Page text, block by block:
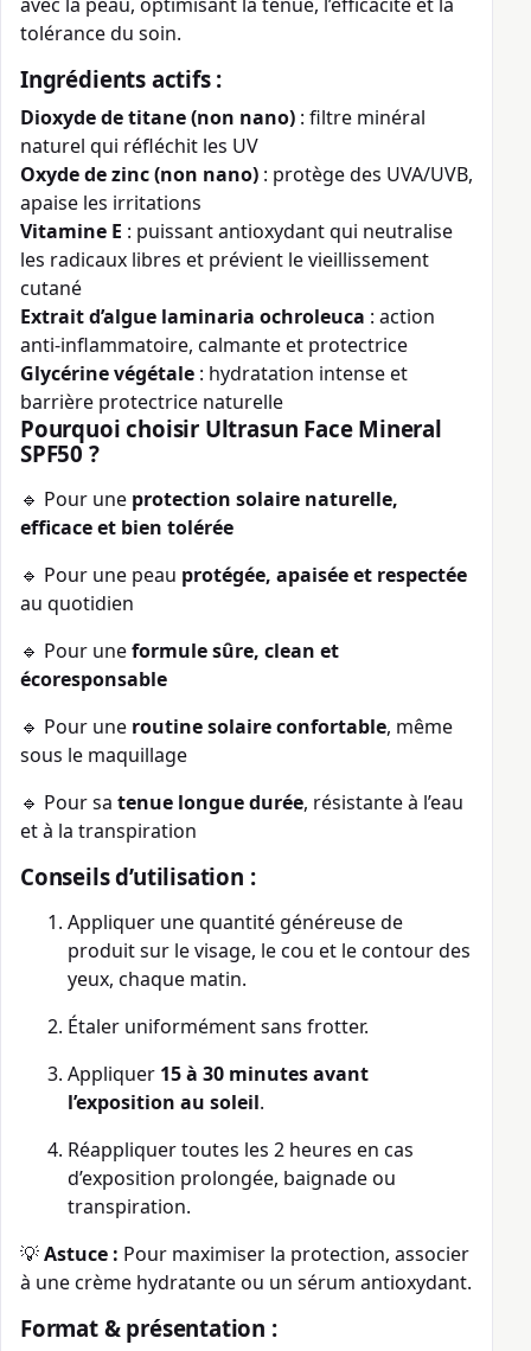
tolérance du soin.
Ingrédients actifs :
Dioxyde de titane (non nano) : filtre minéral
naturel qui réfléchit les UV
Oxyde de zinc (non nano) : protège des UVA/UVB,
apaise les irritations
Vitamine E : puissant antioxydant qui neutralise
les radicaux libres et prévient le vieillissement
cutané
Extrait d’algue laminaria ochroleuca : action
anti-inflammatoire, calmante et protectrice
Glycérine végétale : hydratation intense et
barrière protectrice naturelle
Pourquoi choisir Ultrasun Face Mineral
SPF50 ?
🔹 Pour une protection solaire naturelle,
efficace et bien tolérée
🔹 Pour une peau protégée, apaisée et respectée
au quotidien
🔹 Pour uneformule sûre, clean et
écoresponsable
🔹 Pour une routine solaire confortable, même
sous le maquillage
🔹 Pour sa tenue longue durée, résistante à l’eau
et à la transpiration
Conseils d’utilisation :
Appliquer une quantité généreuse de
produit sur le visage, le cou et le contour des
yeux, chaque matin.
Étaler uniformément sans frotter.
Appliquer 15 à 30 minutes avant
l’exposition au soleil.
Réappliquer toutes les 2 heures en cas
d’exposition prolongée, baignade ou
transpiration.
💡Astuce : Pour maximiser la protection, associer
à une crème hydratante ou un sérum antioxydant.
Format & présentation :